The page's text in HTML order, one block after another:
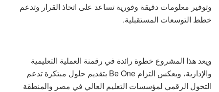
وتوفير معلومات دقيقة وفورية تساعد على اتخاذ القرار وتدعم
خطط التوسعات المستقبلية.
ويعد هذا المشروع خطوة رائدة في رقمنة العملية التعليمية
والإدارية، ويعكس التزام Be One بتقديم حلول مبتكرة تدعم
التحول الرقمي لمؤسسات التعليم العالي في مصر والمنطقة